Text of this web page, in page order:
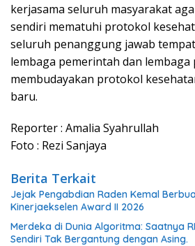
kerjasama seluruh masyarakat
sendiri mematuhi protokol
seluruh penanggung jawab
lembaga pemerintah dan
membudayakan protokol
baru.
Reporter : Amalia Syahrullah
Foto : Rezi Sanjaya
Berita Terkait
Jejak Pengabdian Raden Kemal
Kinerjaekselen Award II 2026
Merdeka di Dunia Algoritma: Saatnya
Sendiri Tak Bergantung dengan Asing.